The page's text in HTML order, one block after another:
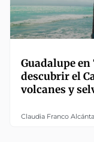
Guadalupe
descubrir el
volcanes y
Claudia Franco